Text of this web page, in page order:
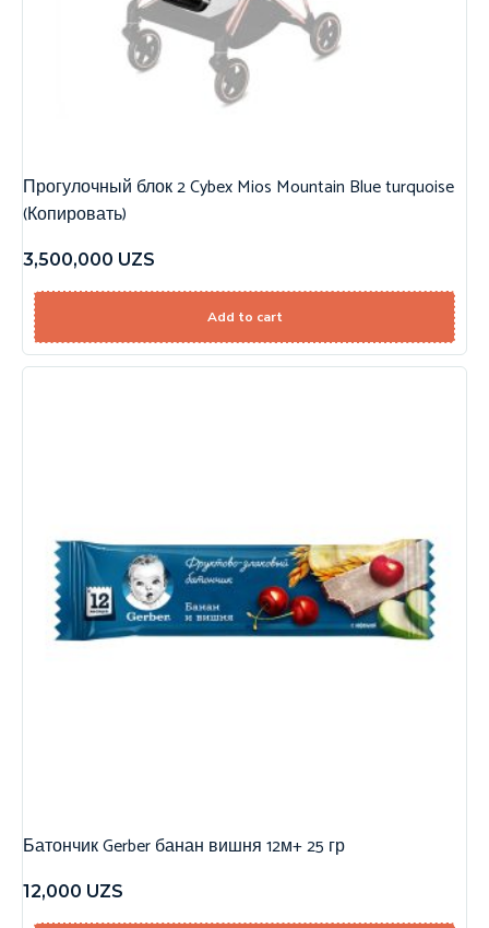
Прогулочный блок 2 Cybex Mios Mountain Blue turquoise
(Копировать)
3,500,000 UZS
Add to cart
Батончик Gerber банан вишня 12м+ 25 гр
12,000 UZS